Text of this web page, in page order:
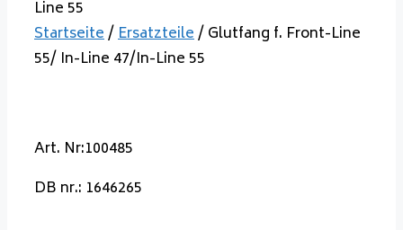
Startseite/Ersatzteile/ Glutfang f. Front-Line
55/ In-Line 47/In-Line 55
Art. Nr:100485
DB nr.: 1646265